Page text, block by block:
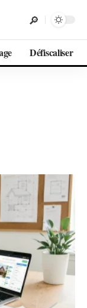
Défiscaliser